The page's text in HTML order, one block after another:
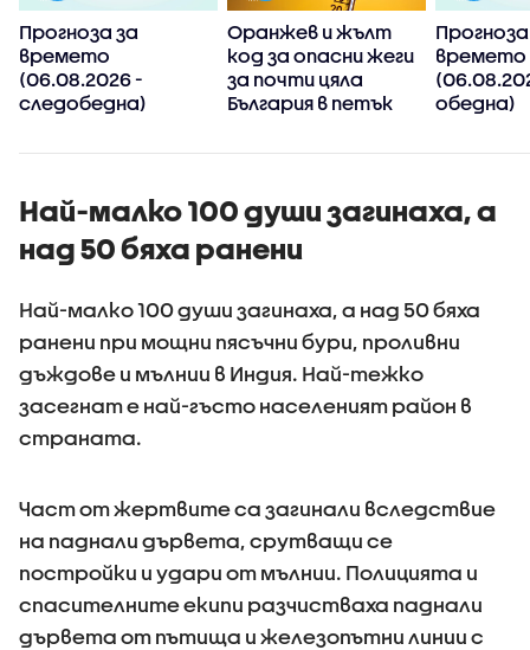
Прогноза за
времето
(06.08.2026 -
следобедна)
Оранжев и жълт
код за опасни жеги
за почти цяла
България в петък
времето
обедна)
Най-малко 100 души загинаха, а
над 50 бяха ранени
Най-малко 100 души загинаха, а над 50 бяха
ранени при мощни пясъчни бури, проливни
дъждове и мълнии в Индия. Най-тежко
засегнат е най-гъсто населеният район в
страната.
Част от жертвите са загинали вследствие
на паднали дървета, срутващи се
постройки и удари от мълнии. Полицията и
спасителните екипи разчистваха паднали
дървета от пътища и железопътни линии с